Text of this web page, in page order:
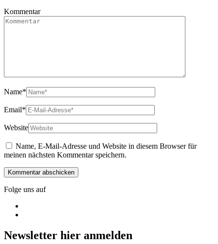
Kommentar
Name*
Email*
Website
Name, E-Mail-Adresse und Website in diesem Browser für
meinen nächsten Kommentar speichern.
Folge uns auf
Newsletter hier anmelden